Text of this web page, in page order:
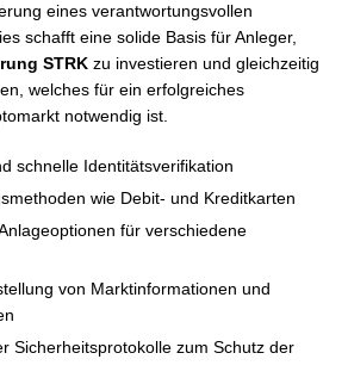
eines verantwortungsvollen
schafft eine solide Basis für Anleger,
STRK zu investieren und gleichzeitig
welches für ein erfolgreiches
notwendig ist.
schnelle Identitätsverifikation
wie Debit- und Kreditkarten
für verschiedene
von Marktinformationen und
Sicherheitsprotokolle zum Schutz der